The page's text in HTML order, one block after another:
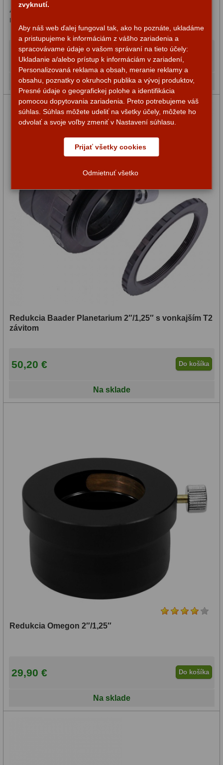
Adaptér Omegon Vonkajší T2/1,25″ – optická dĺžka 30
mm
24,90 € Do košíka
Na sklade
Redukcia Baader Planetarium 2″/1,25″ s vonkajším T2
závitom
50,20 € Do košíka
Na sklade
Redukcia Omegon 2″/1,25″
29,90 € Do košíka
Na sklade
zvyknutí.
Aby náš web ďalej fungoval tak, ako ho poznáte, ukladáme
a pristupujeme k informáciám z vášho zariadenia a
spracovávame údaje o vašom správaní na tieto účely:
Ukladanie a/alebo prístup k informáciám v zariadení,
Personalizovaná reklama a obsah, meranie reklamy a
obsahu, poznatky o okruhoch publika a vývoj produktov,
Presné údaje o geografickej polohe a identifikácia
pomocou dopytovania zariadenia. Preto potrebujeme váš
súhlas. Súhlas môžete udeliť na všetky účely, môžete ho
odvolať a svoje voľby zmeniť v Nastavení súhlasu.
Prijať všetky cookies
Odmietnuť všetko